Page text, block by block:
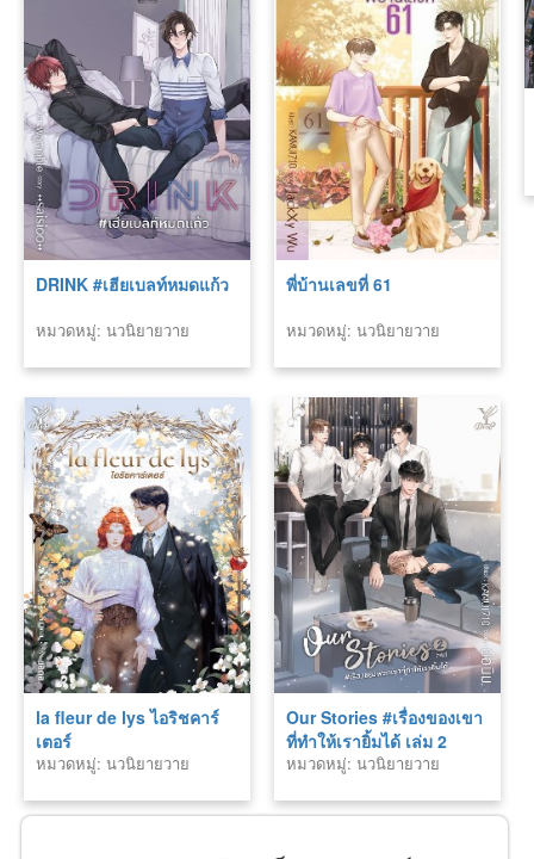
DRINK #เฮียเบลท์หมดแก้ว
หมวดหมู่: นวนิยายวาย
พี่บ้านเลขที่ 61
หมวดหมู่: นวนิยายวาย
la fleur de lys ไอริชคาร์
เตอร์
หมวดหมู่: นวนิยายวาย
Our Stories #เรื่องของเขา
ที่ทำให้เรายิ้มได้ เล่ม 2
หมวดหมู่: นวนิยายวาย